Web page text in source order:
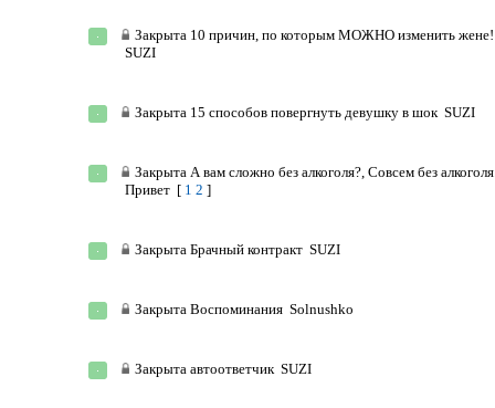
Закрыта 10 причин, по которым МОЖНО изменить жене!
SUZI
Закрыта 15 способов повергнуть девушку в шок SUZI
ЗакрытаА вам сложно без алкоголя?, Совсем без
Привет [ 1 2 ]
ЗакрытаБрачный контракт SUZI
ЗакрытаВоспоминания Solnushko
Закрытаавтоответчик SUZI